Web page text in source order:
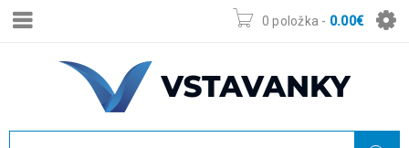
0 položka - 0.00€